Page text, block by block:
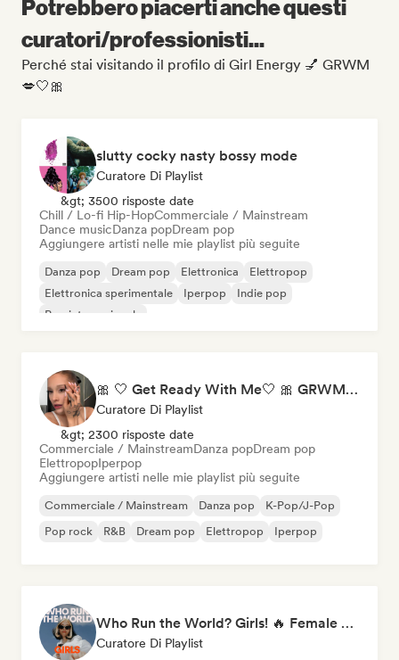
Potrebbero piacerti anche questi
curatori/professionisti...
Perché stai visitando il profilo di Girl Energy 💅 GRWM
💋🤍🎀
slutty cocky nasty bossy mode
Curatore Di Playlist
&gt; 3500 risposte date
Chill / Lo-fi Hip-HopCommerciale / Mainstream
Dance musicDanza popDream pop
Aggiungere artisti nelle mie playlist più seguite
Danza pop Dream pop Elettronica
Elettropop
Elettronica sperimentale
Iperpop
Indie pop
Pop internazionale
🎀 🤍 Get Ready With Me🤍 🎀 GRWM Playlist
Curatore Di Playlist
&gt; 2300 risposte date
Commerciale / MainstreamDanza popDream pop
ElettropopIperpop
Aggiungere artisti nelle mie playlist più seguite
Commerciale / Mainstream Danza pop
K-Pop/J-Pop
Pop rock
R&B Dream pop Elettropop Iperpop
Who Run the World? Girls! 🔥 Female Empowerment Pop & Girl-Power Anthems
Curatore Di Playlist